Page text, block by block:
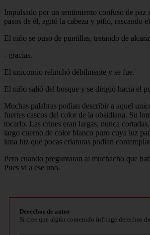
Impulsado por un sentimiento confuso de
pasos de él, agitó la cabeza y pifio, rascando
El niño se puso de puntillas, tratando de
- gracias.
El unicornio relinchó débilmente y se fue.
El niño salió del bosque y se dirigió hacía el
Muchas palabras podían describir a aquel
fuertes cascos del color de la obsidiana. Su
tocarlo. Las crines eran largas, nunca
largo cuerno de color blanco puro cuya luz
luna luz que pocas criaturas podían
Pero cuando preguntaran al muchacho que
Pues vi a ese uno.
Derechos de autor
Si cree que algún contenido infringe derechos